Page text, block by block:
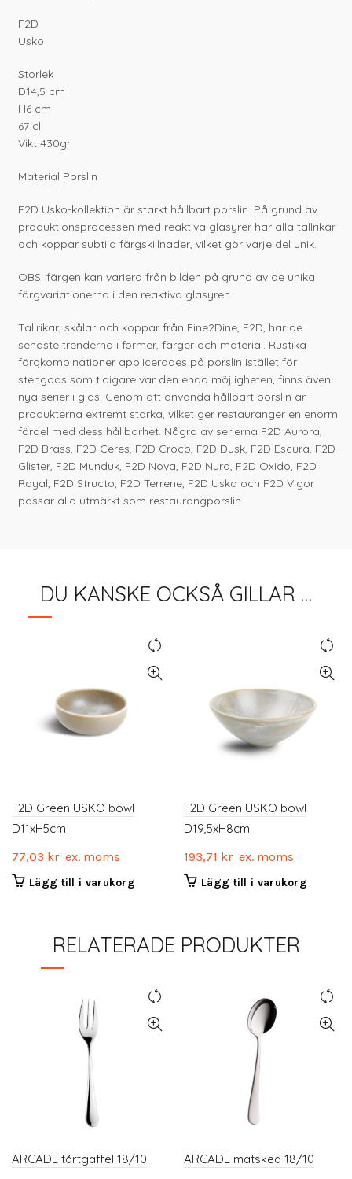
F2D
Usko
Storlek
D14,5 cm
H6 cm
67 cl
Vikt 430gr
Material Porslin
F2D Usko-kollektion är starkt hållbart porslin. På grund av
produktionsprocessen med reaktiva glasyrer har alla tallrikar
och koppar subtila färgskillnader, vilket gör varje del unik.
OBS: färgen kan variera från bilden på grund av de unika
färgvariationerna i den reaktiva glasyren.
Tallrikar, skålar och koppar från Fine2Dine, F2D, har de
senaste trenderna i former, färger och material. Rustika
färgkombinationer applicerades på porslin istället för
stengods som tidigare var den enda möjligheten, finns även
nya serier i glas. Genom att använda hållbart porslin är
produkterna extremt starka, vilket ger restauranger en enorm
fördel med dess hållbarhet. Några av serierna F2D Aurora,
F2D Brass, F2D Ceres, F2D Croco, F2D Dusk, F2D Escura, F2D
Glister, F2D Munduk, F2D Nova, F2D Nura, F2D Oxido, F2D
Royal, F2D Structo, F2D Terrene, F2D Usko och F2D Vigor
passar alla utmärkt som restaurangporslin.
DU KANSKE OCKSÅ GILLAR …
F2D Green USKO bowl
D11xH5cm
77,03 kr ex. moms
Lägg till i varukorg
F2D Green USKO bowl
D19,5xH8cm
193,71 kr ex. moms
Lägg till i varukorg
RELATERADE PRODUKTER
ARCADE tårtgaffel 18/10
ARCADE matsked 18/10